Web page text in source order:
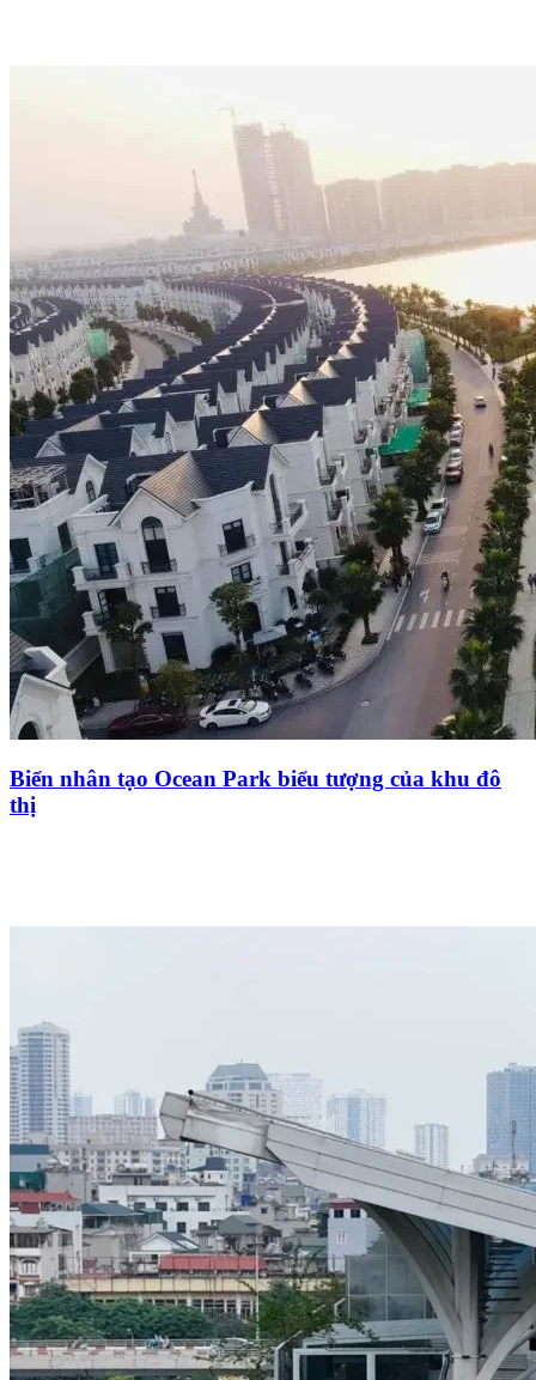
Biển nhân tạo Ocean Park biểu tượng của khu đô
thị